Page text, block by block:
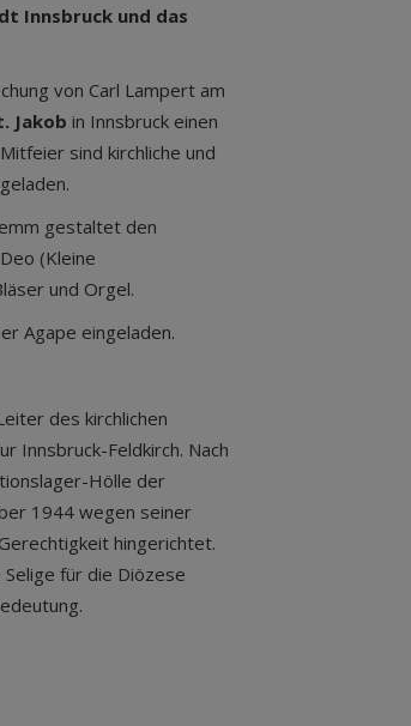
Innsbruck und das
von Carl Lampert am
Jakob in Innsbruck einen
sind kirchliche und
gestaltet den
(Kleine
und Orgel.
Agape eingeladen.
des kirchlichen
Innsbruck-Feldkirch. Nach
Hölle der
1944 wegen seiner
hingerichtet.
für die Diözese